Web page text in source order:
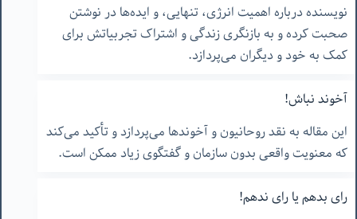
نویسنده درباره اهمیت انرژی، تنهایی، و ایده‌ها در نوشتن
صحبت کرده و به بازنگری زندگی و اشتراک تجربیاتش برای
کمک به خود و دیگران می‌پردازد.
آخوند نباش!
این مقاله به نقد روحانیون و آخوندها می‌پردازد و تأکید می‌کند
که معنویت واقعی بدون سازمان و گفتگوی زیاد ممکن است.
رای بدهم یا رای ندهم!